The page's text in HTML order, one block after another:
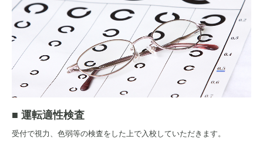
■ 運転適性検査
受付で視力、色弱等の検査をした上で入校していただきます。